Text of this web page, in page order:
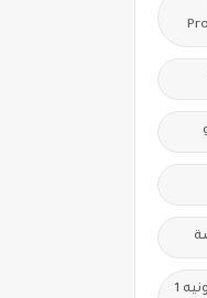
اختبارات الكترونيه 1